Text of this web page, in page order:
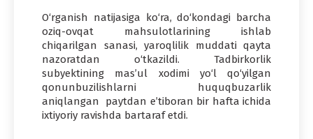
O‘rganish natijasiga ko‘ra, do‘kondagi barcha
oziq-ovqat mahsulotlarining ishlab
chiqarilgan sanasi, yaroqlilik muddati qayta
nazoratdan o‘tkazildi. Tadbirkorlik
subyektining mas’ul xodimi yo‘l qo‘yilgan
qonunbuzilishlarni huquqbuzarlik
aniqlangan paytdan e’tiboran bir hafta ichida
ixtiyoriy ravishda bartaraf etdi.